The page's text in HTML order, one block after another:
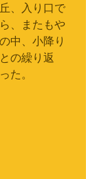
、入り口で
、またもや
中、小降り
の繰り返
た。